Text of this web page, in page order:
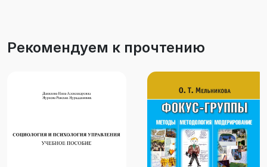
Рекомендуем к прочтению